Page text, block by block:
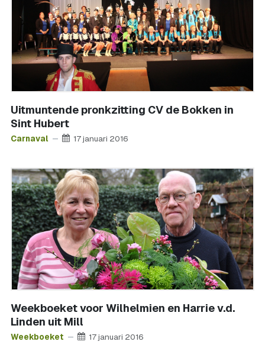
Uitmuntende pronkzitting CV de Bokken in
Sint Hubert
Carnaval 17 januari 2016
Weekboeket voor Wilhelmien en Harrie v.d.
Linden uit Mill
Weekboeket 17 januari 2016